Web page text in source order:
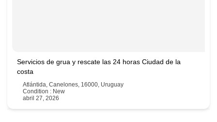
Servicios de grua y rescate las 24 horas Ciudad de la
costa
Atlántida, Canelones, 16000, Uruguay
Condition : New
abril 27, 2026